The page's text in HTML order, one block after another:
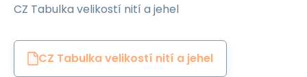
CZ Tabulka velikostí nití a jehel
CZ Tabulka velikostí nití a jehel